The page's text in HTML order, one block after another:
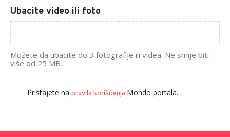
Ubacite video ili foto
Možete da ubacite do 3 fotografije ili videa. Ne smije biti
više od 25 MB.
Pristajete na pravila korišćenja Mondo portala.